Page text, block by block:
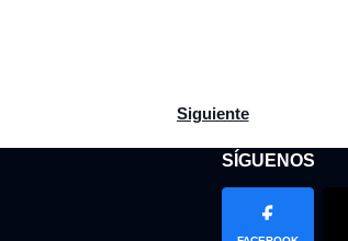
Artículo siguiente:
Siguiente
SÍGUENOS